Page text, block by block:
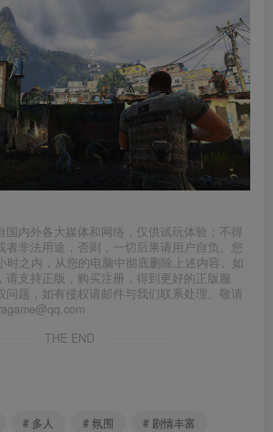
国内外各大媒体和网络，仅供试玩体验；不得
者非法用途，否则，一切后果请用户自负。您
时之内，从您的电脑中彻底删除上述内容。如
请支持正版，购买注册，得到更好的正版服
问题，如有侵权请邮件与我们联系处理。敬请
THE END
# 多人 # 氛围
# 剧情丰富